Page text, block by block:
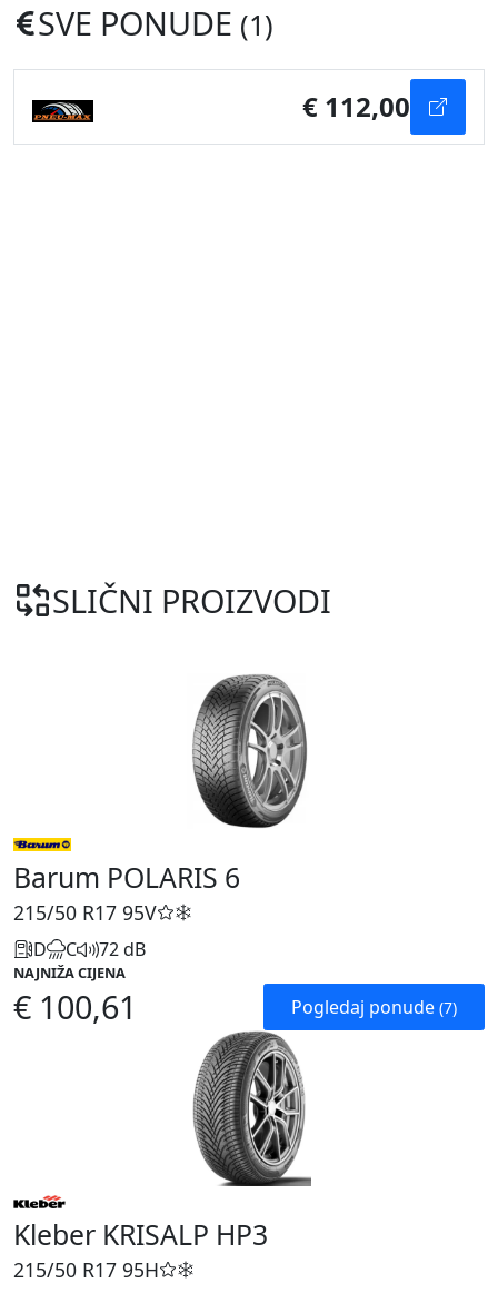
SVE PONUDE (1)
€ 112,00
SLIČNI PROIZVODI
Barum POLARIS 6
215/50 R17 95V
D C 72 dB
NAJNIŽA CIJENA
€ 100,61 Pogledaj ponude (7)
Kleber KRISALP HP3
215/50 R17 95H